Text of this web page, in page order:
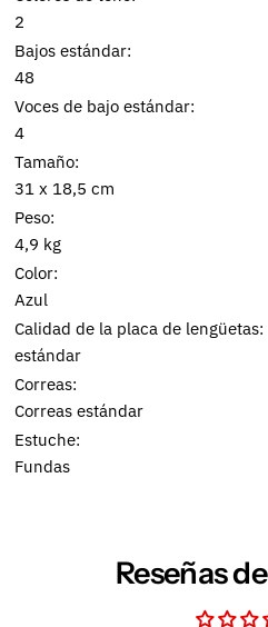
2
Bajos estándar:
48
Voces de bajo estándar:
4
Tamaño:
31 x 18,5 cm
Peso:
4,9 kg
Color:
Azul
Calidad de la placa de lengüetas:
estándar
Correas:
Correas estándar
Estuche:
Fundas
Reseñas